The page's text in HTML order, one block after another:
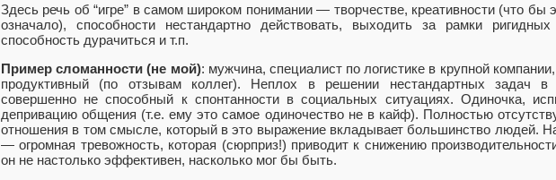
Здесь речь об “игре” в самом широком понимании — творчестве, креативности (что бы
означало), способности нестандартно действовать, выходить за рамки ригидных
способность дурачиться и т.п.
Пример сломанности (не мой): мужчина, специалист по логистике в крупной
продуктивный (по отзывам коллег). Неплох в решении нестандартных задач в
совершенно не способный к спонтанности в социальных ситуациях. Одиночка,
депривацию общения (т.е. ему это самое одиночество не в кайф). Полностью
отношения в том смысле, который в это выражение вкладывает большинство людей.
— огромная тревожность, которая (сюрприз!) приводит к снижению
он не настолько эффективен, насколько мог бы быть.